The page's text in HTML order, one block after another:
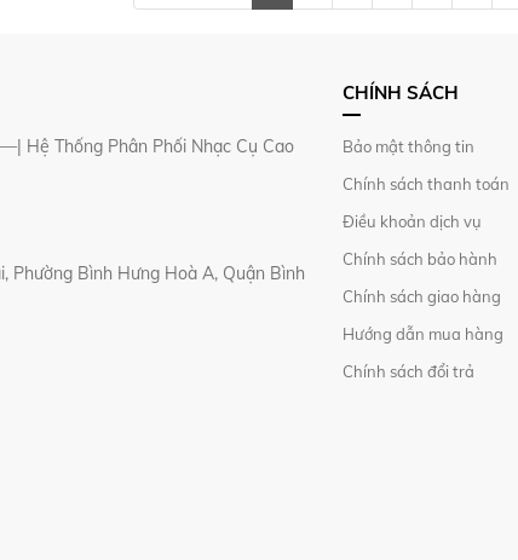
Hệ Thống Phân Phối Nhạc Cụ Cao
Phường Bình Hưng Hoà A, Quận Bình
CHÍNH SÁCH
Bảo mật thông tin
Chính sách thanh toán
Điều khoản dịch vụ
Chính sách bảo hành
Chính sách giao hàng
Hướng dẫn mua hàng
Chính sách đổi trả